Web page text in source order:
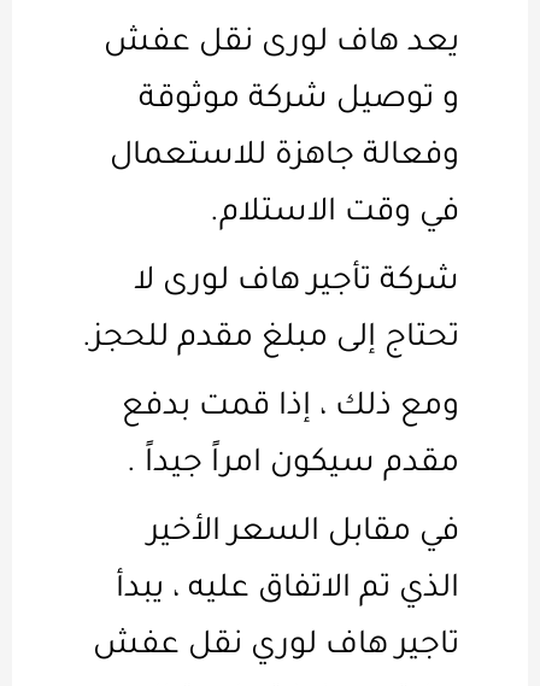
يعد هاف لورى نقل عفش
و توصيل شركة موثوقة
وفعالة جاهزة للاستعمال
في وقت الاستلام.
شركة تأجير هاف لورى لا
تحتاج إلى مبلغ مقدم للحجز.
ومع ذلك ، إذا قمت بدفع
مقدم سيكون امراً جيداً .
في مقابل السعر الأخير
الذي تم الاتفاق عليه ، يبدأ
تاجير هاف لوري نقل عفش